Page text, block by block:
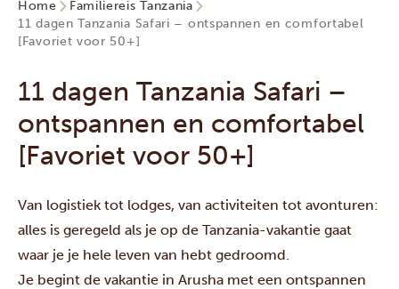
Home
Familiereis Tanzania
11 dagen Tanzania Safari – ontspannen en comfortabel
[Favoriet voor 50+]
11 dagen Tanzania Safari –
ontspannen en comfortabel
[Favoriet voor 50+]
Van logistiek tot lodges, van activiteiten tot avonturen:
alles is geregeld als je op de Tanzania-vakantie gaat
waar je je hele leven van hebt gedroomd.
Je begint de vakantie in Arusha met een ontspannen